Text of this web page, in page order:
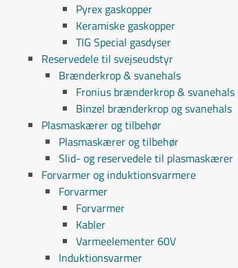
Pyrex gaskopper
Keramiske gaskopper
TIG Special gasdyser
Reservedele til svejseudstyr
Brænderkrop & svanehals
Fronius brænderkrop & svanehals
Binzel brænderkrop og svanehals
Plasmaskærer og tilbehør
Plasmaskærer og tilbehør
Slid- og reservedele til plasmaskærer
Forvarmer og induktionsvarmere
Forvarmer
Forvarmer
Kabler
Varmeelementer 60V
Induktionsvarmer